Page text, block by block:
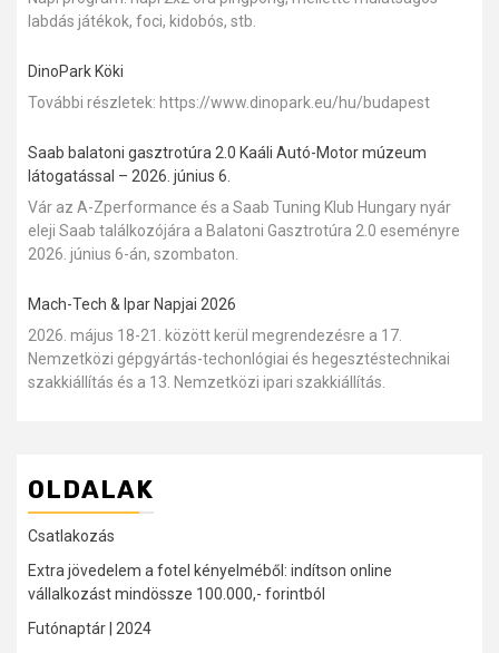
labdás játékok, foci, kidobós, stb.
DinoPark Köki
További részletek: https://www.dinopark.eu/hu/budapest
Saab balatoni gasztrotúra 2.0 Kaáli Autó-Motor múzeum
látogatással – 2026. június 6.
Vár az A-Zperformance és a Saab Tuning Klub Hungary nyár
eleji Saab találkozójára a Balatoni Gasztrotúra 2.0 eseményre
2026. június 6-án, szombaton.
Mach-Tech & Ipar Napjai 2026
2026. május 18-21. között kerül megrendezésre a 17.
Nemzetközi gépgyártás-techonlógiai és hegesztéstechnikai
szakkiállítás és a 13. Nemzetközi ipari szakkiállítás.
OLDALAK
Csatlakozás
Extra jövedelem a fotel kényelméből: indítson online
vállalkozást mindössze 100.000,- forintból
Futónaptár | 2024